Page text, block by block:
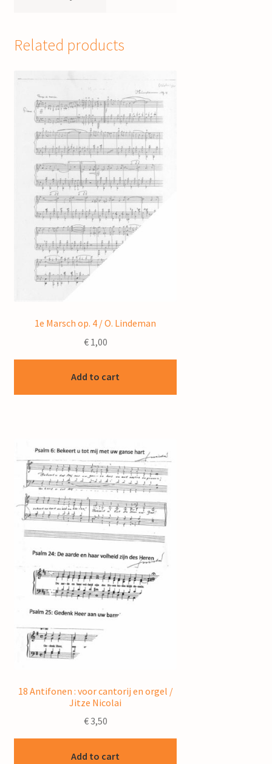
Related products
1e Marsch op. 4 / O. Lindeman
€1,00
Add to cart
18 Antifonen : voor cantorij en orgel /
Jitze Nicolai
€3,50
Add to cart